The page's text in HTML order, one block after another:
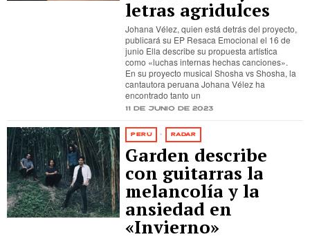
letras agridulces
Johana Vélez, quien está detrás del proyecto,
publicará su EP Resaca Emocional el 16 de
junio Ella describe su propuesta artística
como «luchas internas hechas canciones».
En su proyecto musical Shosha vs Shosha, la
cantautora peruana Johana Vélez ha
encontrado tanto un
11 de junio de 2023
PERÚ · RADAR
Garden describe
con guitarras la
melancolía y la
ansiedad en
«Invierno»